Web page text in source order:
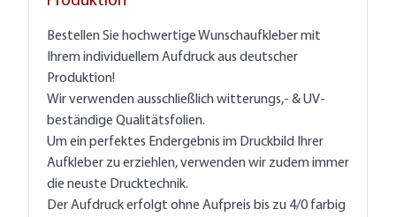
Bestellen Sie hochwertige Wunschaufkleber mit
Ihrem individuellem Aufdruck aus deutscher
Produktion!
Wir verwenden ausschließlich witterungs,- & UV-
beständige Qualitätsfolien.
Um ein perfektes Endergebnis im Druckbild Ihrer
Aufkleber zu erziehlen, verwenden wir zudem immer
die neuste Drucktechnik.
Der Aufdruck erfolgt ohne Aufpreis bis zu 4/0 farbig